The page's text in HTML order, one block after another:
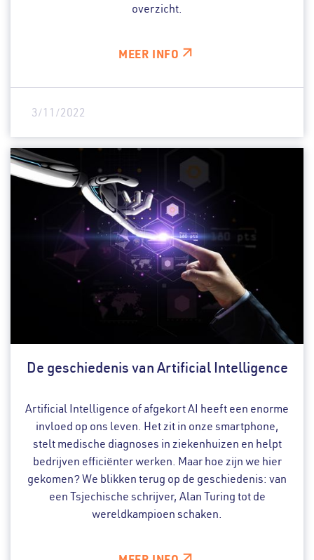
overzicht.
MEER INFO
3/11/2022
De geschiedenis van Artificial Intelligence
Artificial Intelligence of afgekort AI heeft een enorme
invloed op ons leven. Het zit in onze smartphone,
stelt medische diagnoses in ziekenhuizen en helpt
bedrijven efficiënter werken. Maar hoe zijn we hier
gekomen? We blikken terug op de geschiedenis: van
een Tsjechische schrijver, Alan Turing tot de
wereldkampioen schaken.